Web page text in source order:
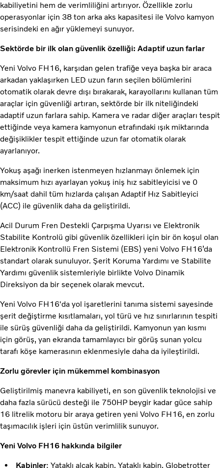
kabiliyetini hem de verimliliğini artırıyor. Özellikle zorlu
operasyonlar için 38 ton arka aks kapasitesi ile Volvo kamyon
serisindeki en ağır yüklemeyi sunuyor.
Sektörde bir ilk olan güvenlik özelliği: Adaptif uzun farlar
Yeni Volvo FH16, karşıdan gelen trafiğe veya başka bir araca
arkadan yaklaşırken LED uzun farın seçilen bölümlerini
otomatik olarak devre dışı bırakarak, karayollarını kullanan tüm
araçlar için güvenliği artıran, sektörde bir ilk niteliğindeki
adaptif uzun farlara sahip. Kamera ve radar diğer araçları tespit
ettiğinde veya kamera kamyonun etrafındaki ışık miktarında
değişiklikler tespit ettiğinde uzun far otomatik olarak
ayarlanıyor.
Yokuş aşağı inerken istenmeyen hızlanmayı önlemek için
maksimum hızı ayarlayan yokuş iniş hız sabitleyicisi ve 0
km/saat dahil tüm hızlarda çalışan Adaptif Hız Sabitleyici
(ACC) ile güvenlik daha da geliştirildi.
Acil Durum Fren Destekli Çarpışma Uyarısı ve Elektronik
Stabilite Kontrolü gibi güvenlik özellikleri için bir ön koşul olan
Elektronik Kontrollü Fren Sistemi (EBS) yeni Volvo FH16’da
standart olarak sunuluyor. Şerit Koruma Yardımı ve Stabilite
Yardımı güvenlik sistemleriyle birlikte Volvo Dinamik
Direksiyon da bir seçenek olarak mevcut.
Yeni Volvo FH16'da yol işaretlerini tanıma sistemi sayesinde
şerit değiştirme kısıtlamaları, yol türü ve hız sınırlarının tespiti
ile sürüş güvenliği daha da geliştirildi. Kamyonun yan kısmı
için görüş, yan ekranda tamamlayıcı bir görüş sunan yolcu
tarafı köşe kamerasının eklenmesiyle daha da iyileştirildi.
Zorlu görevler için mükemmel kombinasyon
Geliştirilmiş manevra kabiliyeti, en son güvenlik teknolojisi ve
daha fazla sürücü desteği ile 750HP beygir kadar güce sahip
16 litrelik motoru bir araya getiren yeni Volvo FH16, en zorlu
taşımacılık işleri için üstün verimlilik sunuyor.
Yeni Volvo FH16 hakkında bilgiler
Kabinler: Yataklı alçak kabin, Yataklı kabin, Globetrotter